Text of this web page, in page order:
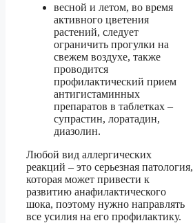
весной и летом, во время
активного цветения
растений, следует
ограничить прогулки на
свежем воздухе, также
проводится
профилактический прием
антигистаминных
препаратов в таблетках –
супрастин, лоратадин,
диазолин.
Любой вид аллергических
реакций – это серьезная патология,
которая может привести к
развитию анафилактического
шока, поэтому нужно направлять
все усилия на его профилактику.